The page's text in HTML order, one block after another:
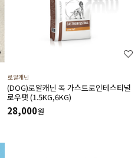
로얄캐닌
(DOG)로얄캐닌 독 가스트로인테스티널
로우팻 (1.5KG,6KG)
28,000원